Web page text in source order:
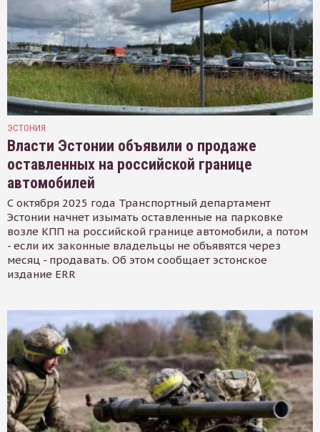
ЭСТОНИЯ
Власти Эстонии объявили о продаже
оставленных на российской границе
автомобилей
С октября 2025 года Транспортный департамент
Эстонии начнет изымать оставленные на парковке
возле КПП на российской границе автомобили, а потом
- если их законные владельцы не объявятся через
месяц - продавать. Об этом сообщает эстонское
издание ERR